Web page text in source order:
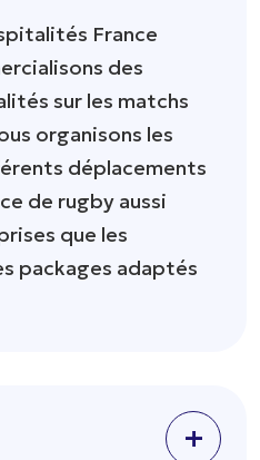
France
des
sur les matchs
organisons les
déplacements
de rugby aussi
que les
packages adaptés
+